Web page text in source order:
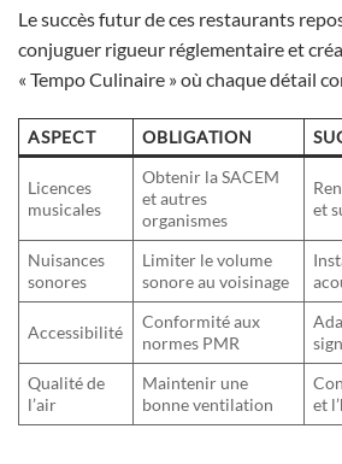
Le succès futur de ces restaurants
conjuguer rigueur réglementaire et
« Tempo Culinaire » où chaque détail
ASPECT OBLIGATION
Licences
musicales
Obtenir la SACEM
et autres
organismes
et
Nuisances
sonores
Limiter le volume
sonore au voisinage
Accessibilité
Conformité aux
normes PMR
Qualité de
l’air
Maintenir une
bonne ventilation
et